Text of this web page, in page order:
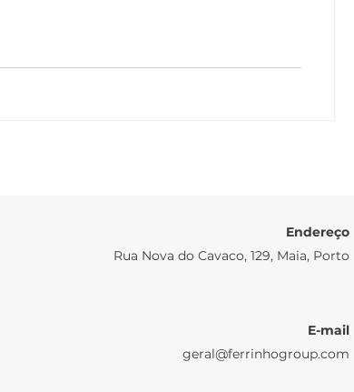
Endereço
Rua Nova do Cavaco, 129, Maia, Porto
E-mail
geral@ferrinhogroup.com